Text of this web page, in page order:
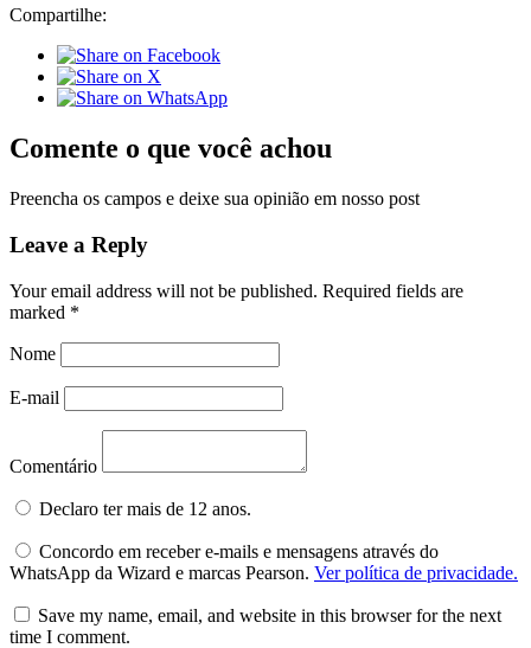
Compartilhe:
Comente o que você achou
Preencha os campos e deixe sua opinião em nosso post
Leave a Reply
Your email address will not be published. Required fields are
marked *
Nome
E-mail
Comentário
Declaro ter mais de 12 anos.
Concordo em receber e-mails e mensagens através do
WhatsApp da Wizard e marcas Pearson. Ver política de privacidade.
Save my name, email, and website in this browser for the next
time I comment.